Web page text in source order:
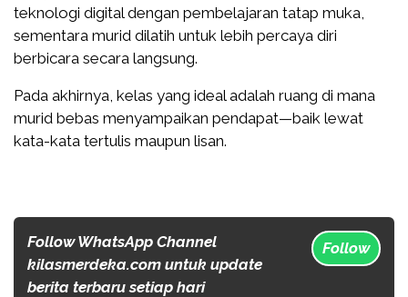
teknologi digital dengan pembelajaran tatap muka,
sementara murid dilatih untuk lebih percaya diri
berbicara secara langsung.
Pada akhirnya, kelas yang ideal adalah ruang di mana
murid bebas menyampaikan pendapat—baik lewat
kata-kata tertulis maupun lisan.
Follow WhatsApp Channel
kilasmerdeka.com untuk update
berita terbaru setiap hari
Follow